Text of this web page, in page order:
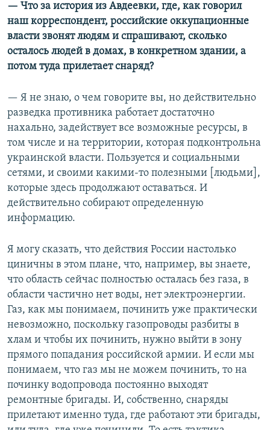
— Что за история из Авдеевки, где, как говорил
наш корреспондент, российские оккупационные
власти звонят людям и спрашивают, сколько
осталось людей в домах, в конкретном здании, а
потом туда прилетает снаряд?
— Я не знаю, о чем говорите вы, но действительно
разведка противника работает достаточно
нахально, задействует все возможные ресурсы, в
том числе и на территории, которая подконтрольна
украинской власти. Пользуется и социальными
сетями, и своими какими-то полезными [людьми],
которые здесь продолжают оставаться. И
действительно собирают определенную
информацию.
Я могу сказать, что действия России настолько
циничны в этом плане, что, например, вы знаете,
что область сейчас полностью осталась без газа, в
области частично нет воды, нет электроэнергии.
Газ, как мы понимаем, починить уже практически
невозможно, поскольку газопроводы разбиты в
хлам и чтобы их починить, нужно выйти в зону
прямого попадания российской армии. И если мы
понимаем, что газ мы не можем починить, то на
починку водопровода постоянно выходят
ремонтные бригады. И, собственно, снаряды
прилетают именно туда, где работают эти бригады,